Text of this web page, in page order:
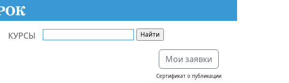
КУРСЫ
Мои заявки
Сертификат о публикации